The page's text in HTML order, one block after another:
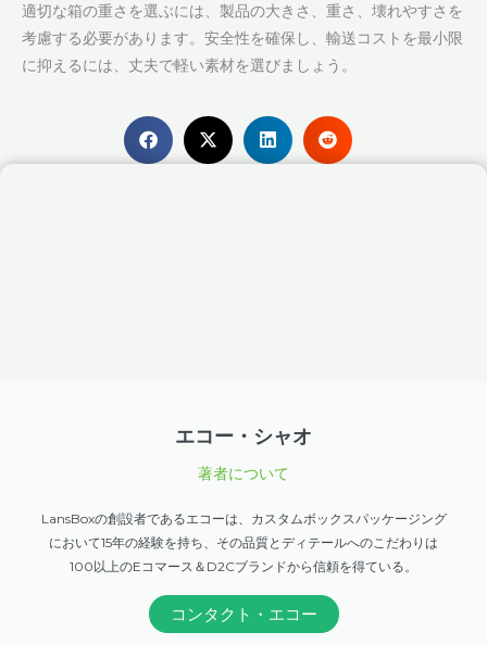
適切な箱の重さを選ぶには、製品の大きさ、重さ、壊れやすさを
考慮する必要があります。安全性を確保し、輸送コストを最小限
に抑えるには、丈夫で軽い素材を選びましょう。
エコー・シャオ
著者について
LansBoxの創設者であるエコーは、カスタムボックスパッケージング
において15年の経験を持ち、その品質とディテールへのこだわりは
100以上のEコマース＆D2Cブランドから信頼を得ている。
コンタクト・エコー